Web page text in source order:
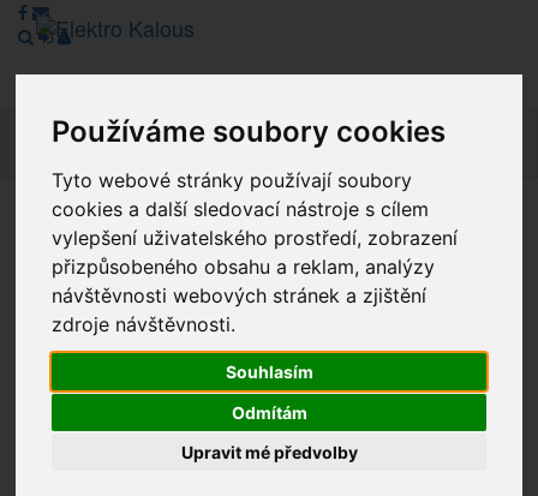
Používáme soubory cookies
Tyto webové stránky používají soubory
cookies a další sledovací nástroje s cílem
vylepšení uživatelského prostředí, zobrazení
přizpůsobeného obsahu a reklam, analýzy
návštěvnosti webových stránek a zjištění
zdroje návštěvnosti.
Souhlasím
Odmítám
Upravit mé předvolby
Vážení zákazníci, v tuto chvíli je Náš internetový obchod v
režimu Katalogu. Objednávky on-line nyní nelze vyřídit.
Děkujeme za pochopení.
Novinky